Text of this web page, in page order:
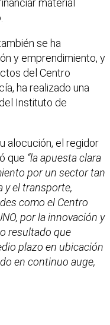
material
se ha
y emprendimiento, y
del Centro
ha realizado una
Instituto de
alocución, el regidor
que “la apuesta clara
por un sector tan
y el transporte,
como el Centro
por la innovación y
resultado que
plazo en ubicación
en continuo auge,